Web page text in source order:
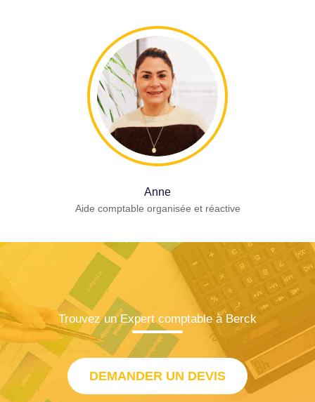
Anne
Aide comptable organisée et réactive
Trouvez un Expert comptable à Berck
DEMANDER UN DEVIS